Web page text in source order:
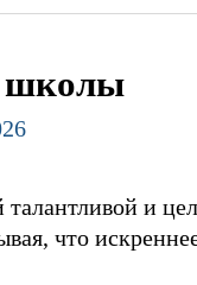
школы
талантливой и
что